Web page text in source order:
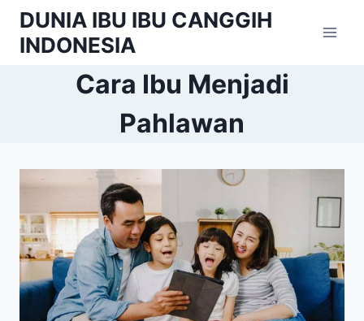
Skip
content
DUNIA IBU IBU CANGGIH
INDONESIA
Cara Ibu Menjadi
Pahlawan